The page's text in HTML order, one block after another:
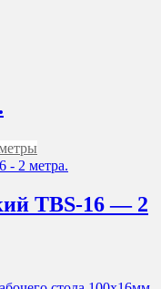
товар
имеет
несколько
вариаций.
TBS-16 — 2